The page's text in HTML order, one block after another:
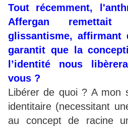
Tout récemment,
Affergan
glissantisme, affirmant
garantit que la
l’identité nous
vous ?
Libérer de quoi ? A mon
identitaire (necessitant
au concept de racine